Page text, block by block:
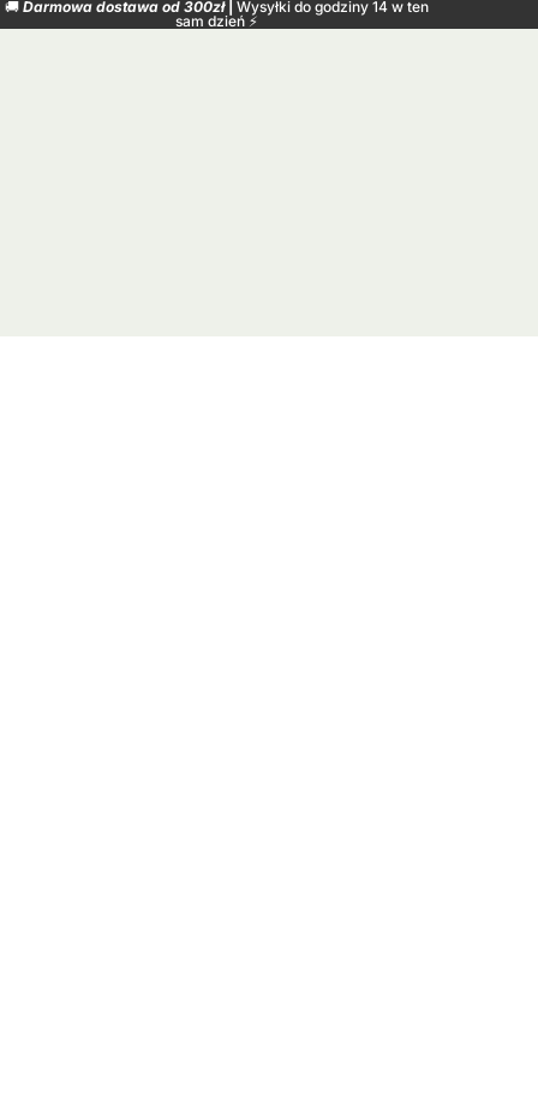
🚚 Darmowa dostawa od 300zł| Wysyłki do godziny 14 w ten
sam dzień ⚡